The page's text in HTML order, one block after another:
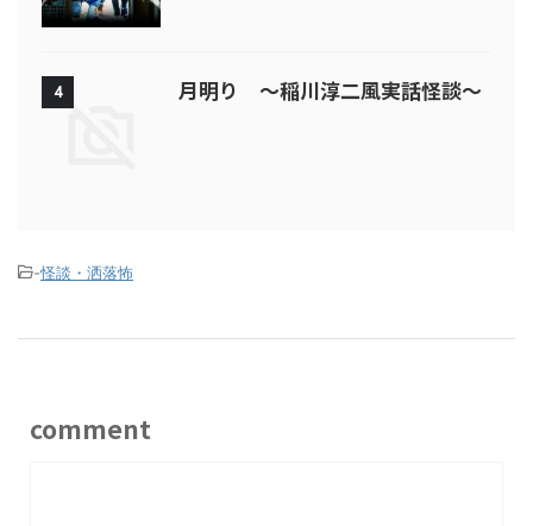
4 月明り ～稲川淳二風実話怪談～
-怪談・洒落怖
comment